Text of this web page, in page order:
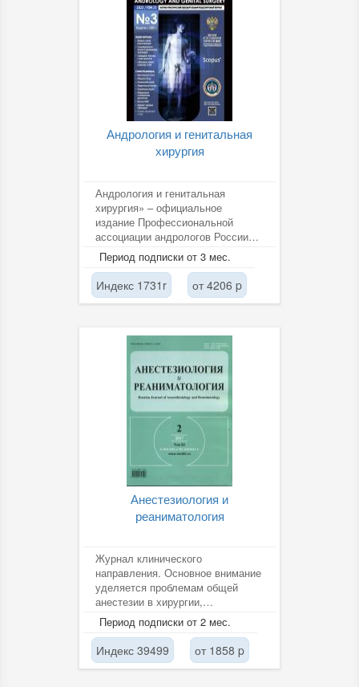
Андрология и генитальная
хирургия
Андрология и генитальная
хирургия» – официальное
издание Профессиональной
ассоциации андрологов России
(ПААР). Ежеквартальный
цветной...
Период подписки от 3 мес.
Индекс 1731r от 4206 p
Анестезиология и
реаниматология
Журнал клинического
направления. Основное внимание
уделяется проблемам общей
анестезии в хирургии,
интенсивной терапии и
реанимации.
Период подписки от 2 мес.
Индекс 39499 от 1858 p